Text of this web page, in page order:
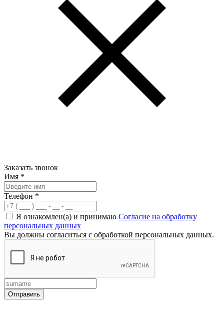
Заказать звонок
Имя *
Телефон *
Я ознакомлен(а) и принимаю Согласие на обработку
персональных данных
Вы должны согласиться с обработкой персональных данных.